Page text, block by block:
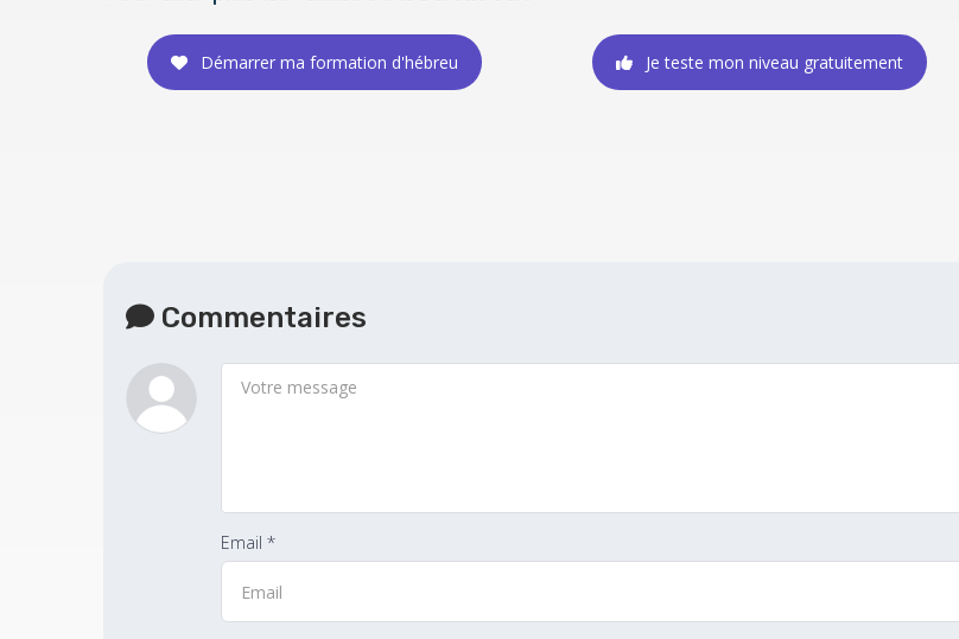
Démarrer ma formation d'hébreu Je teste mon niveau gratuitement
Commentaires
Email *